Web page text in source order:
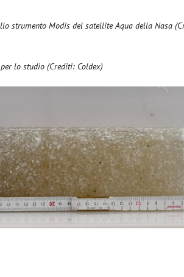
strumento Modis del satellite Aqua della Nasa
lo studio (Crediti: Coldex)